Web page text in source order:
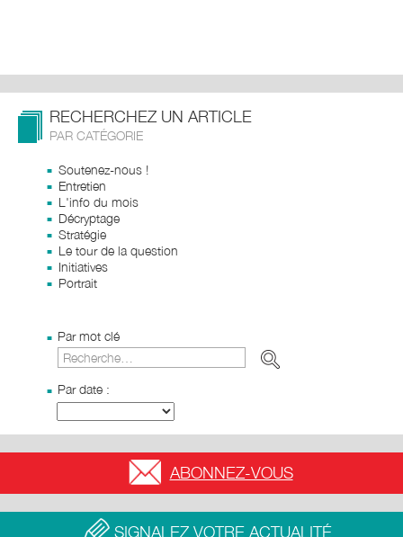
RECHERCHEZ UN ARTICLE
PAR CATÉGORIE
Soutenez-nous !
Entretien
L'info du mois
Décryptage
Stratégie
Le tour de la question
Initiatives
Portrait
Par mot clé
Par date :
ABONNEZ-VOUS
SIGNALEZ VOTRE ACTUALITÉ